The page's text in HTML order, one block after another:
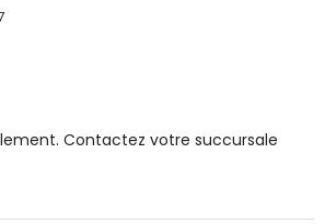
Contactez votre succursale